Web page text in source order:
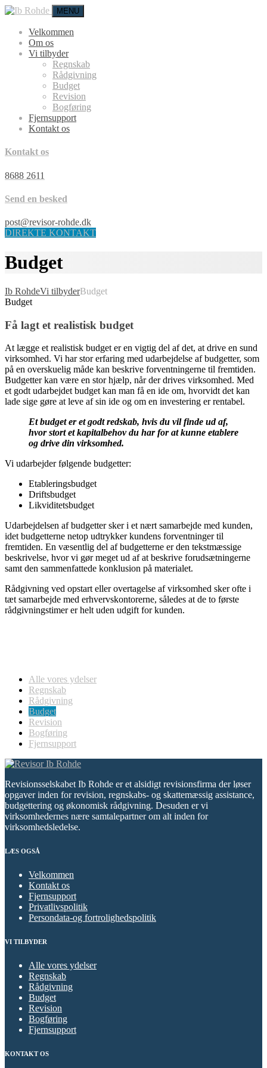
MENU
Velkommen
Om os
Vi tilbyder
Regnskab
Rådgivning
Budget
Revision
Bogføring
Fjernsupport
Kontakt os
Kontakt os
8688 2611
Send en besked
post@revisor-rohde.dk
DIREKTE KONTAKT
Budget
Ib RohdeVi tilbyderBudget
Budget
Få lagt et realistisk budget
At lægge et realistisk budget er en vigtig del af det, at drive en sund
virksomhed. Vi har stor erfaring med udarbejdelse af budgetter, som
på en overskuelig måde kan beskrive forventningerne til fremtiden.
Budgetter kan være en stor hjælp, når der drives virksomhed. Med
et godt udarbejdet budget kan man få en ide om, hvorvidt det kan
lade sige gøre at leve af sin ide og om en investering er rentabel.
Et budget er et godt redskab, hvis du vil finde ud af,
hvor stort et kapitalbehov du har for at kunne etablere
og drive din virksomhed.
Vi udarbejder følgende budgetter:
Etableringsbudget
Driftsbudget
Likviditetsbudget
Udarbejdelsen af budgetter sker i et nært samarbejde med kunden,
idet budgetterne netop udtrykker kundens forventninger til
fremtiden. En væsentlig del af budgetterne er den tekstmæssige
beskrivelse, hvor vi gør meget ud af at beskrive forudsætningerne
samt den sammenfattede konklusion på materialet.
Rådgivning ved opstart eller overtagelse af virksomhed sker ofte i
tæt samarbejde med erhvervskontorerne, således at de to første
rådgivningstimer er helt uden udgift for kunden.
Alle vores ydelser
Regnskab
Rådgivning
Budget
Revision
Bogføring
Fjernsupport
Revisionsselskabet Ib Rohde er et alsidigt revisionsfirma der løser
opgaver inden for revision, regnskabs- og skattemæssig assistance,
budgettering og økonomisk rådgivning. Desuden er vi
virksomhedernes nære samtalepartner om alt inden for
virksomhedsledelse.
LÆS OGSÅ
Velkommen
Kontakt os
Fjernsupport
Privatlivspolitik
Persondata-og fortrolighedspolitik
VI TILBYDER
Alle vores ydelser
Regnskab
Rådgivning
Budget
Revision
Bogføring
Fjernsupport
KONTAKT OS